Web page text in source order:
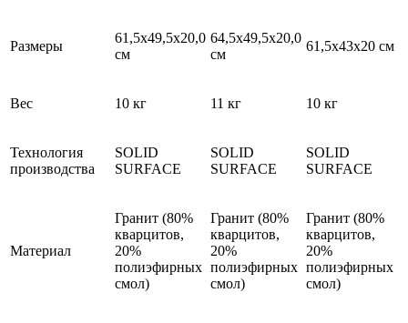
Размеры
61,5х49,5х20,0
см
64,5х49,5х20,0
см
61,5х43х20 см
Вес 10 кг 11 кг 10 кг
Технология
производства
SOLID
SURFACE
SOLID
SURFACE
SOLID
SURFACE
Материал
Гранит (80%
кварцитов,
20%
полиэфирных
смол)
Гранит (80%
кварцитов,
20%
полиэфирных
смол)
Гранит (80%
кварцитов,
20%
полиэфирных
смол)